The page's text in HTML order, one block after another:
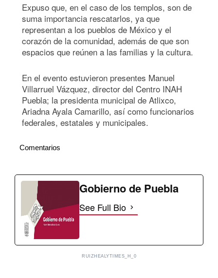
Expuso que, en el caso de los templos, son de
suma importancia rescatarlos, ya que
representan a los pueblos de México y el
corazón de la comunidad, además de que son
espacios que reúnen a las familias y la cultura.
En el evento estuvieron presentes Manuel
Villarruel Vázquez, director del Centro INAH
Puebla; la presidenta municipal de Atlixco,
Ariadna Ayala Camarillo, así como funcionarios
federales, estatales y municipales.
Comentarios
Gobierno de Puebla
See Full Bio
RUIZHEALYTIMES_H_0